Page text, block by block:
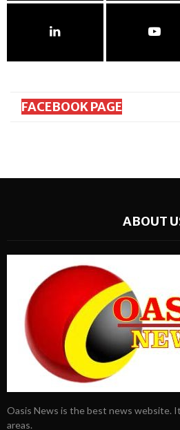
FACEBOOK PAGE
ABOUT
Oasis News is the best news website.
areas.